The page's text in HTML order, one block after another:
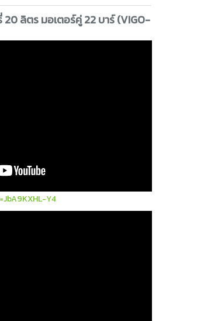
ลิตร มอเตอร์คู่ 22 บาร์ (VIGO-
Y4